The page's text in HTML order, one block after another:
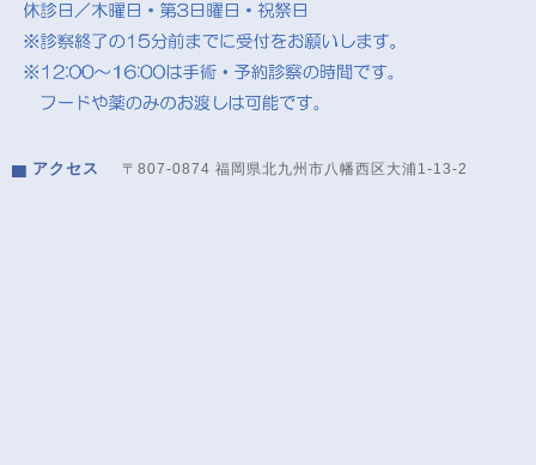
アクセス 〒807-0874 福岡県北九州市八幡西区大浦1-13-2